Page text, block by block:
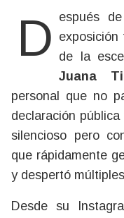
Después de semanas intensas y de una exposición
de la
Juana
personal que no
declaración
silencioso pero
que rápidamente
y despertó
Desde su